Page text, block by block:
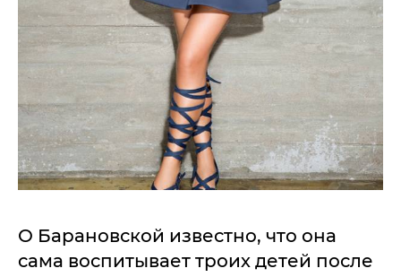
О Барановской известно, что она
сама воспитывает троих детей после